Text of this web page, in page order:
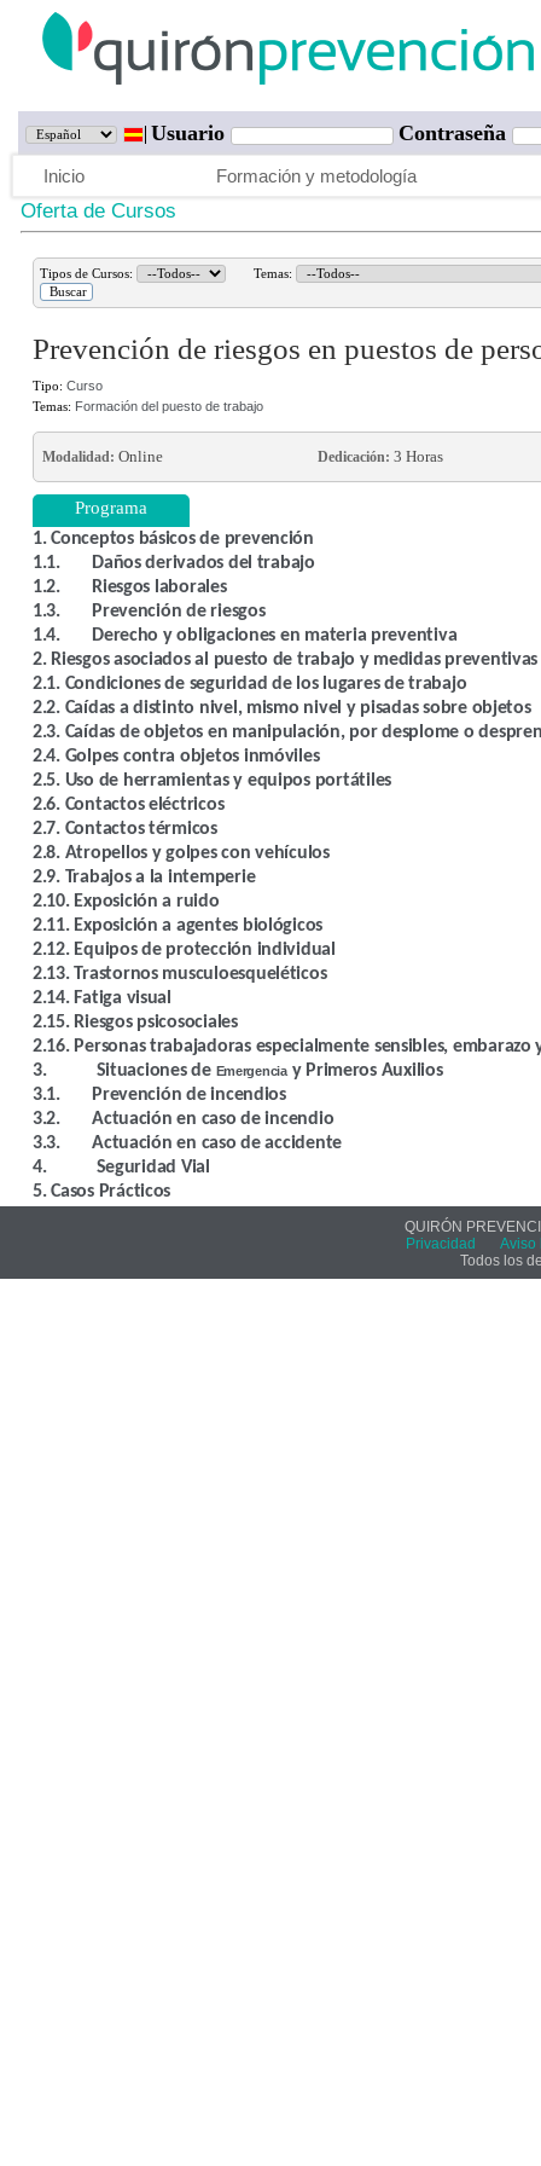
Usuario Contraseña
Inicio Formación y metodología
Oferta de Cursos
Tipos de Cursos: Temas:
Prevención de riesgos en puestos de
Tipo: Curso
Temas: Formación del puesto de trabajo
Modalidad: Online Dedicación: 3 Horas
Programa
1. Conceptos básicos de prevención
1.1.
Daños derivados del trabajo
1.2.
Riesgos laborales
1.3.
Prevención de riesgos
1.4.
Derecho y obligaciones en materia preventiva
2. Riesgos asociados al puesto de trabajo y medidas
2.1. Condiciones de seguridad de los lugares de trabajo
2.2. Caídas a distinto nivel, mismo nivel y pisadas sobre objetos
2.3. Caídas de objetos en manipulación, por desplome o
2.4. Golpes contra objetos inmóviles
2.5. Uso de herramientas y equipos portátiles
2.6. Contactos eléctricos
2.7. Contactos térmicos
2.8. Atropellos y golpes con vehículos
2.9. Trabajos a la intemperie
2.10. Exposición a ruido
2.11. Exposición a agentes biológicos
2.12. Equipos de protección individual
2.13. Trastornos musculoesqueléticos
2.14. Fatiga visual
2.15. Riesgos psicosociales
2.16. Personas trabajadoras especialmente sensibles, embarazo
3.
Situaciones de Emergenciay Primeros Auxilios
3.1.
Prevención de incendios
3.2.
Actuación en caso de incendio
3.3.
Actuación en caso de accidente
4.
Seguridad Vial
5. Casos Prácticos
QUIRÓN
Privacidad
Aviso
Todos los